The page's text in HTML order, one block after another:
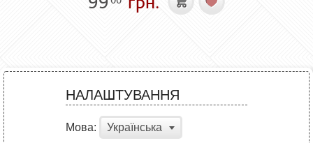
НАЛАШТУВАННЯ
Мова: Українська